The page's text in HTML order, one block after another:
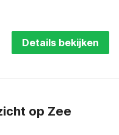
Details bekijken
op Zee